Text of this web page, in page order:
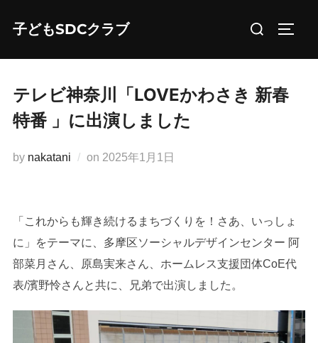
子どもSDCクラブ
検
対
テレビ神奈川「LOVEかわさき 新春
特番 」に出演しました
by nakatani on 投
2025年1月1日
「これからも輝き続けるまちづくりを！さあ、いっしょ
に」をテーマに、多摩区ソーシャルデザインセンター 阿
部菜月さん、原島実来さん、ホームレス支援団体CoE代
表/濱野怜さんと共に、兄弟で出演しました。